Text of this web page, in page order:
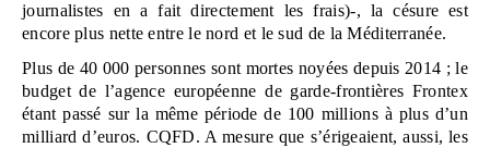
journalistes en a fait directement les frais)-, la césure est
encore plus nette entre le nord et le sud de la Méditerranée.
Plus de 40 000 personnes sont mortes noyées depuis 2014 ; le
budget de l’agence européenne de garde-frontières Frontex
étant passé sur la même période de 100 millions à plus d’un
milliard d’euros. CQFD. A mesure que s’érigeaient, aussi, les